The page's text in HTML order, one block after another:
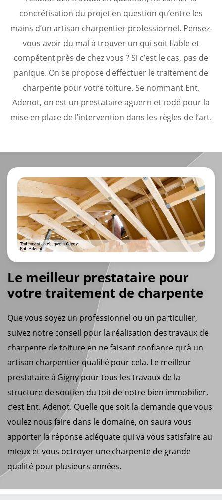
concrétisation du projet en question qu’entre les
mains d’un artisan charpentier professionnel. Pensez-
vous avoir du mal à trouver un qui soit fiable et
compétent près de chez vous ? Si c’est le cas, pas de
panique. On se propose d’effectuer le traitement de
charpente pour votre toiture. Se nommant Ent.
Adenot, on est un prestataire aguerri et rodé pour la
mise en place de l’intervention dans les règles de l’art.
Le meilleur prestataire pour
votre traitement de charpente
Que vous soyez un professionnel ou un particulier,
suivez notre conseil pour la réalisation des travaux de
charpente de toiture en ne faisant confiance qu’à un
artisan charpentier qualifié pour cela. Le meilleur
prestataire à Gigny pour tous les travaux de la
structure de soutien du toit de notre bien immobilier,
c’est Ent. Adenot. Quelle que soit la demande que vous
voulez nous faire dans le domaine, on saura vous
apporter la réponse adéquate qui va vous satisfaire au
mieux et vous octroyer une charpente de grande
qualité pour plusieurs années.